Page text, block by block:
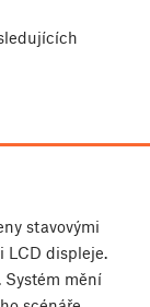
stavovými
LCD displeje.
Systém mění